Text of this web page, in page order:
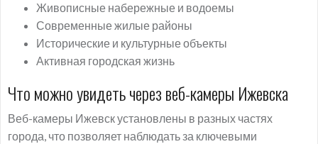
Живописные набережные и водоемы
Современные жилые районы
Исторические и культурные объекты
Активная городская жизнь
Что можно увидеть через веб-камеры Ижевска
Веб-камеры Ижевск установлены в разных частях
города, что позволяет наблюдать за ключевыми